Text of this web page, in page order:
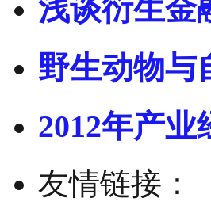
浅谈衍生金
野生动物与
2012年产业
友情链接：